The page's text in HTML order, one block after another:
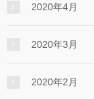
2020年4月
2020年3月
2020年2月